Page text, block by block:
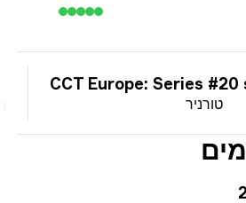
טורניר
CCT Europe: Series